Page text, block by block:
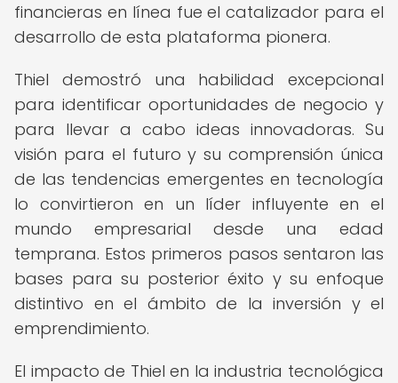
financieras en línea fue el catalizador para el
desarrollo de esta plataforma pionera.
Thiel demostró una habilidad excepcional
para identificar oportunidades de negocio y
para llevar a cabo ideas innovadoras. Su
visión para el futuro y su comprensión única
de las tendencias emergentes en tecnología
lo convirtieron en un líder influyente en el
mundo empresarial desde una edad
temprana. Estos primeros pasos sentaron las
bases para su posterior éxito y su enfoque
distintivo en el ámbito de la inversión y el
emprendimiento.
El impacto de Thiel en la industria tecnológica